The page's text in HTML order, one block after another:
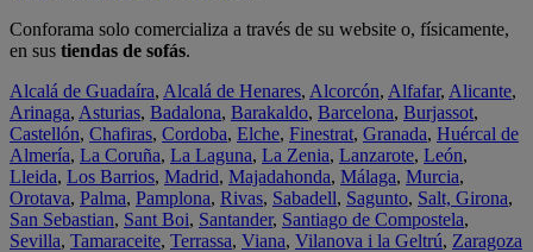
Conforama solo comercializa a través de su website o, físicamente,
en sus tiendas de sofás.
Alcalá de Guadaíra, Alcalá de Henares, Alcorcón, Alfafar, Alicante,
Arinaga, Asturias, Badalona, Barakaldo, Barcelona, Burjassot,
Castellón, Chafiras, Cordoba, Elche, Finestrat, Granada, Huércal de
Almería, La Coruña, La Laguna, La Zenia, Lanzarote, León,
Lleida, Los Barrios, Madrid, Majadahonda, Málaga, Murcia,
Orotava, Palma, Pamplona, Rivas, Sabadell, Sagunto, Salt, Girona,
San Sebastian, Sant Boi, Santander, Santiago de Compostela,
Sevilla, Tamaraceite, Terrassa, Viana, Vilanova i la Geltrú, Zaragoza